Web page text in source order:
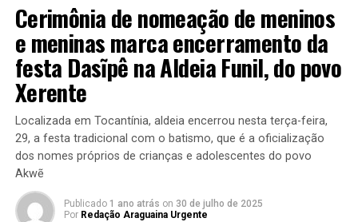
Cerimônia de nomeação de meninos
e meninas marca encerramento da
festa Dasĩpê na Aldeia Funil, do povo
Xerente
Localizada em Tocantínia, aldeia encerrou nesta terça-feira,
29, a festa tradicional com o batismo, que é a oficialização
dos nomes próprios de crianças e adolescentes do povo
Akwẽ
Publicado 1 ano atrás on 30 de julho de 2025
Por Redação Araguaina Urgente